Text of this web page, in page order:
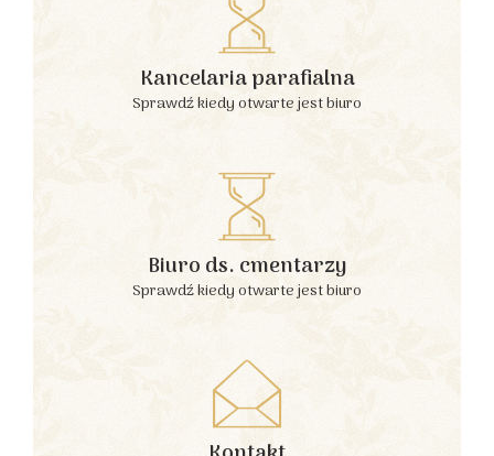
Kancelaria parafialna
Sprawdź kiedy otwarte jest biuro
Biuro ds. cmentarzy
Sprawdź kiedy otwarte jest biuro